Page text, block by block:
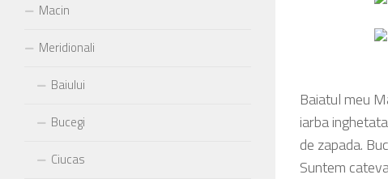
Baiatul meu
iarba
de zapada.
Suntem
Macin
Meridionali
Baiului
Bucegi
Ciucas